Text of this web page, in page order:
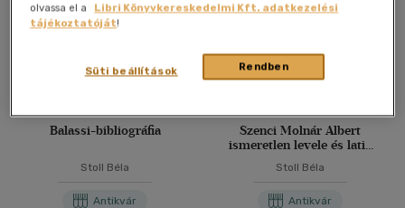
Balassi-bibliográfia
Stoll Béla
Antikvár
Szenci Molnár Albert
ismeretlen levele és latin
Stoll Béla
Antikvár
olvassa el a
Libri Könyvkereskedelmi Kft. adatkezelési
tájékoztatóját!
Rendben
Süti beállítások